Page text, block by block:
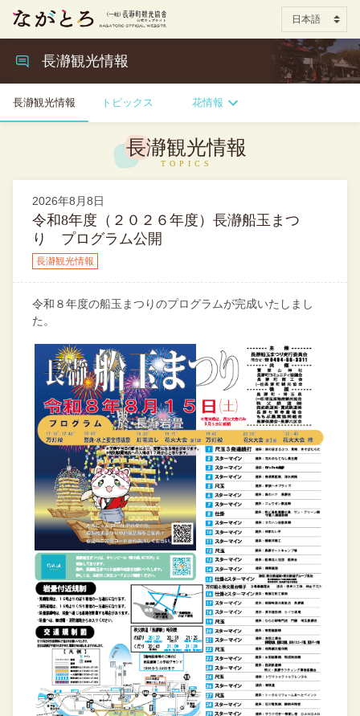
長瀞観光情報
長瀞観光情報 トピックス 花情報
長瀞観光情報
2026年8月8日
令和8年度（２０２６年度）長瀞船玉まつ
り プログラム公開
長瀞観光情報
令和８年度の船玉まつりのプログラムが完成いたしまし
た。